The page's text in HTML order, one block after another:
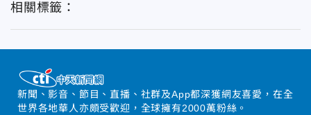
相關標籤：
新聞、影音、節目、直播、社群及App都深獲網友喜愛，在全
世界各地華人亦頗受歡迎，全球擁有2000萬粉絲。